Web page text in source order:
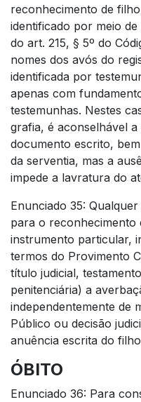
reconhecimento de
identificado por meio
do art. 215, § 5º do
nomes dos avós do
identificada por
apenas com
testemunhas. Nestes
grafia, é aconselhável
documento escrito,
da serventia, mas a
impede a lavratura do
Enunciado 35:
para o
instrumento particular,
termos do Provimento
título judicial,
penitenciária) a
independentemente de
Público ou decisão
anuência escrita do
ÓBITO
Enunciado 36: Para